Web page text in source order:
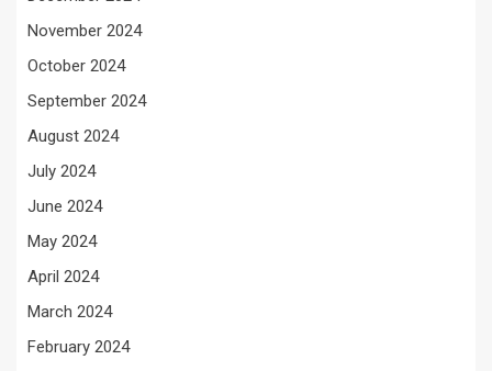
November 2024
October 2024
September 2024
August 2024
July 2024
June 2024
May 2024
April 2024
March 2024
February 2024